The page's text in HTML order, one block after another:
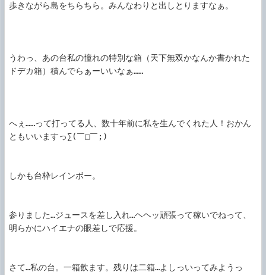
歩きながら島をちらちら。みんなわりと出しとりますなぁ。
うわっ、あの台私の憧れの特別な箱（天下無双かなんか書かれた
ドデカ箱）積んでらぁーいいなぁ……
へぇ……って打ってる人、数十年前に私を生んでくれた人！おかん
ともいいますっ∑(￣□￣;)
しかも台枠レインボー。
参りました…ジュースを差し入れ…ヘヘッ頑張って稼いでねって、
明らかにハイエナの眼差しで応援。
さて…私の台。一箱飲ます。残りは二箱…よしっいってみようっ